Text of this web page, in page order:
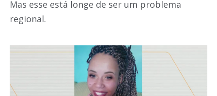
Mas esse está longe de ser um problema
regional.